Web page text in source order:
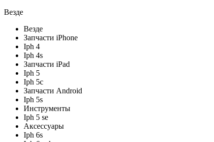
Везде
Везде
Запчасти iPhone
Iph 4
Iph 4s
Запчасти iPad
Iph 5
Iph 5c
Запчасти Android
Iph 5s
Инструменты
Iph 5 se
Аксессуары
Iph 6s